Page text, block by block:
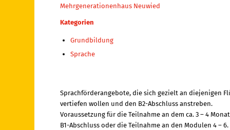
Mehrgenerationenhaus Neuwied
Kategorien
Grundbildung
Sprache
Sprachförderangebote, die sich gezielt an diejenigen
vertiefen wollen und den B2-Abschluss anstreben.
Voraussetzung für die Teilnahme an dem ca. 3 – 4
B1-Abschluss oder die Teilnahme an den Modulen 4 – 6.